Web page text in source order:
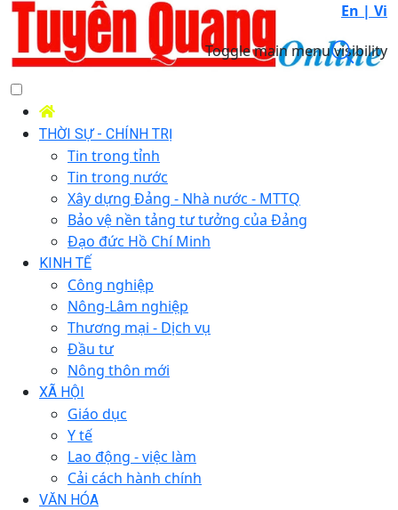
En | Vi
Toggle main menu visibility
THỜI SỰ - CHÍNH TRỊ
Tin trong tỉnh
Tin trong nước
Xây dựng Đảng - Nhà nước - MTTQ
Bảo vệ nền tảng tư tưởng của Đảng
Đạo đức Hồ Chí Minh
KINH TẾ
Công nghiệp
Nông-Lâm nghiệp
Thương mại - Dịch vụ
Đầu tư
Nông thôn mới
XÃ HỘI
Giáo dục
Y tế
Lao động - việc làm
Cải cách hành chính
VĂN HÓA